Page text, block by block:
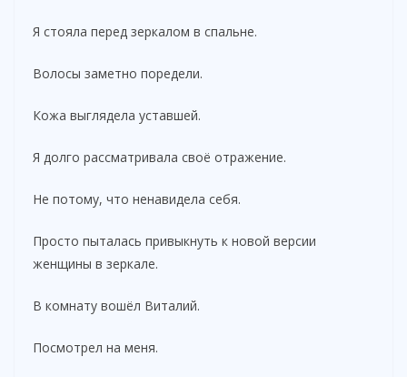
Я стояла перед зеркалом в спальне.
Волосы заметно поредели.
Кожа выглядела уставшей.
Я долго рассматривала своё отражение.
Не потому, что ненавидела себя.
Просто пыталась привыкнуть к новой версии
женщины в зеркале.
В комнату вошёл Виталий.
Посмотрел на меня.